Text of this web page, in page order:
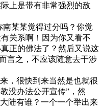
上是带有非常强烈的敌
某某觉得过分吗？你觉
关系啊！因为你又看不
正的佛法了？然后又说这
言之，不应该随意去干涉
，很快到来当然是也就很
没办法公开宣传”，然
陆有谁？一个一个举出来